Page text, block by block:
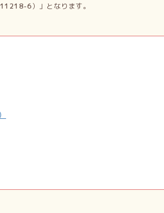
11218-6）」となります。